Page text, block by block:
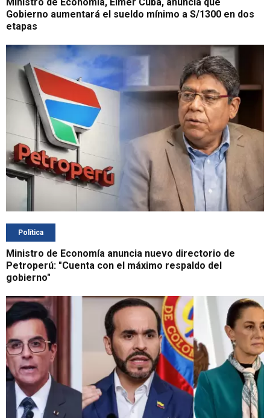
Gobierno aumentará el sueldo mínimo a S/1300 en dos
etapas
Política
Ministro de Economía anuncia nuevo directorio de
Petroperú: "Cuenta con el máximo respaldo del
gobierno"